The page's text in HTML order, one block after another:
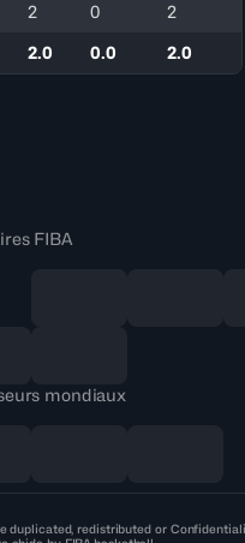
2 0
2
2.0 0.0 2.0
FIBA
mondiaux
duplicated, redistributed or